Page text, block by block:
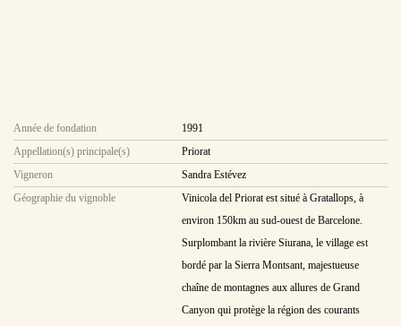
Année de fondation
1991
Appellation(s) principale(s)
Priorat
Vigneron
Sandra Estévez
Géographie du vignoble
Vinicola del Priorat est situé à Gratallops, à
environ 150km au sud-ouest de Barcelone.
Surplombant la rivière Siurana, le village est
bordé par la Sierra Montsant, majestueuse
chaîne de montagnes aux allures de Grand
Canyon qui protège la région des courants